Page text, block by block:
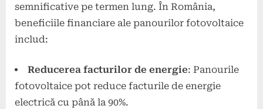
semnificative pe termen lung. În România,
beneficiile financiare ale panourilor fotovoltaice
includ:
Reducerea facturilor de energie: Panourile
fotovoltaice pot reduce facturile de energie
electrică cu până la 90%.